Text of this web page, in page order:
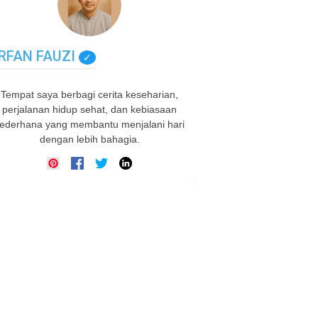
FAUZI ✓
Tempat saya berbagi cerita keseharian,
perjalanan hidup sehat, dan kebiasaan
yang membantu menjalani hari
dengan lebih bahagia.